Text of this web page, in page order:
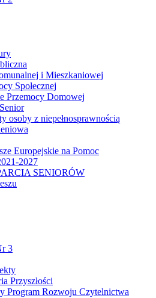
i Mieszkaniowej
Społecznej
Przemocy Domowej
osoby z niepełnosprawnością
Europejskie na Pomoc
2027
SENIORÓW
3
Przyszłości
Program Rozwoju Czytelnictwa